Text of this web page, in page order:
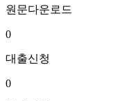
원문다운로드
0
대출신청
0